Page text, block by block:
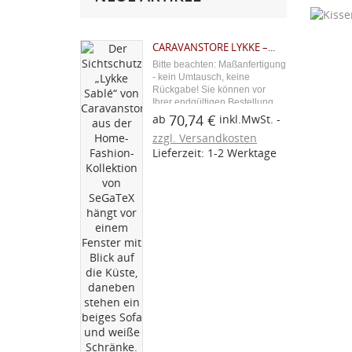
CARAVANSTORE LYKKE –...
Bitte beachten: Maßanfertigung
- kein Umtausch, keine
Rückgabe! Sie können vor
Ihrer endgültigen Bestellung
ein Stoffmuster über den
blauen Button "Kostenloses
Stoffmuster" bestellen. Aus
unserer Caravan-Zubehör-
ab 70,74 € inkl.MwSt.
zzgl. Versandkosten
Lieferzeit: 1-2 Werktage
((cancelText))
Abbrechen
Abbrechen